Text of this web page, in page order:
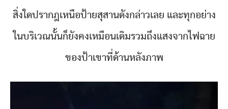
สิ่งใดปรากฎเหนือป้ายสุสานดังกล่าวเลย และทุกอย่าง
ในบริเวณนั้นก็ยังคงเหมือนเดิมรวมถึงแสงจากไฟฉาย
ของป้าเขาที่ด้านหลังภาพ